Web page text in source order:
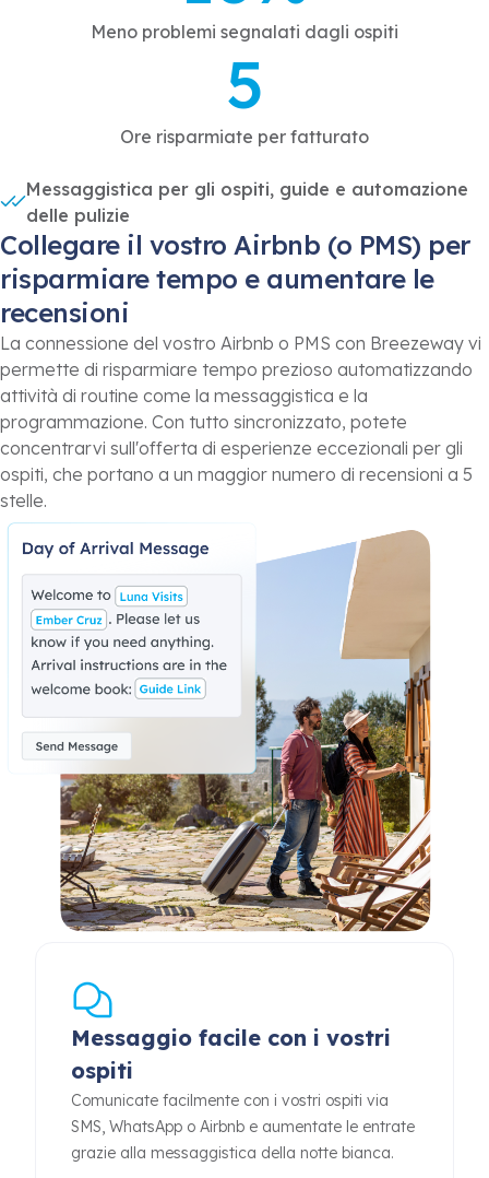
Meno problemi segnalati dagli ospiti
5
Ore risparmiate per fatturato
Messaggistica per gli ospiti, guide e automazione
delle pulizie
Collegare il vostro Airbnb (o PMS) per
risparmiare tempo e aumentare le
recensioni
La connessione del vostro Airbnb o PMS con Breezeway vi
permette di risparmiare tempo prezioso automatizzando
attività di routine come la messaggistica e la
programmazione. Con tutto sincronizzato, potete
concentrarvi sull'offerta di esperienze eccezionali per gli
ospiti, che portano a un maggior numero di recensioni a 5
stelle.
Messaggio facile con i vostri
ospiti
Comunicate facilmente con i vostri ospiti via
SMS, WhatsApp o Airbnb e aumentate le entrate
grazie alla messaggistica della notte bianca.